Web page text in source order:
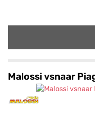
Malossi vsnaar